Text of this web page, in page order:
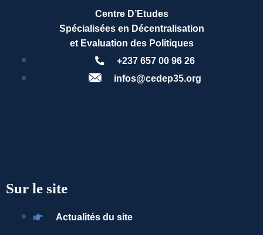
Centre D’Etudes
Spécialisées en Décentralisation
et Evaluation des Politiques
+237 657 00 96 26
infos@cedep35.org
Sur le site
Actualités du site